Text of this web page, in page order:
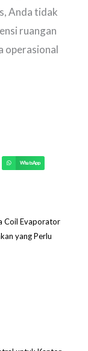
Anda tidak
ruangan
operasional
WhatsApp
Coil Evaporator
yang Perlu